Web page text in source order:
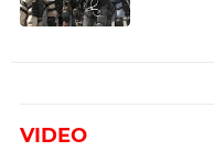
VIDEO